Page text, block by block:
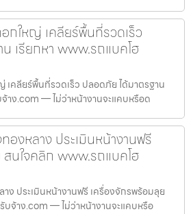
กใหญ่ เคลียร์พื้นที่รวดเร็ว
เรียกหา www.รถแบคโฮ
คลียร์พื้นที่รวดเร็ว ปลอดภัย ได้มาตรฐาน
าง.com — ไม่ว่าหน้างานจะแคบหรือด
องหลาง ประเมินหน้างานฟรี
นใจคลิก www.รถแบคโฮ
ง ประเมินหน้างานฟรี เครื่องจักรพร้อมลุย
บจ้าง.com — ไม่ว่าหน้างานจะแคบหรือ